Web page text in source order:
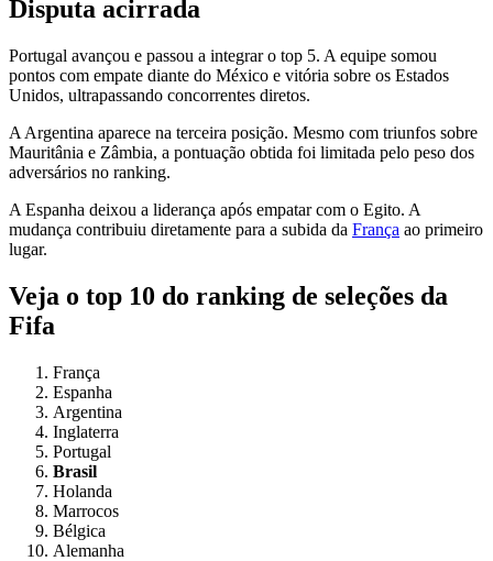
Disputa acirrada
Portugal avançou e passou a integrar o top 5. A equipe somou
pontos com empate diante do México e vitória sobre os Estados
Unidos, ultrapassando concorrentes diretos.
A Argentina aparece na terceira posição. Mesmo com triunfos sobre
Mauritânia e Zâmbia, a pontuação obtida foi limitada pelo peso dos
adversários no ranking.
A Espanha deixou a liderança após empatar com o Egito. A
mudança contribuiu diretamente para a subida da França ao primeiro
lugar.
Veja o top 10 do ranking de seleções da
Fifa
França
Espanha
Argentina
Inglaterra
Portugal
Brasil
Holanda
Marrocos
Bélgica
Alemanha